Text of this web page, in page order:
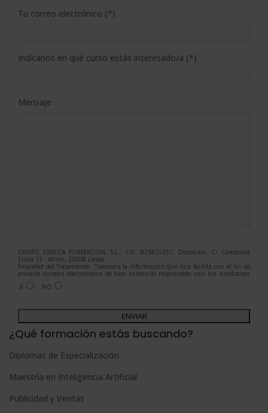
Tu correo electrónico (*)
Indícanos en qué curso estás interesado/a (*)
Mensaje
GRUPO ESNECA FORMACIÓN, S.L., CIF: B25825357, Domicilio: C/ Comtessa
Elvira 13 - Altillo, 25008 Lleida.
Finalidad del Tratamiento: Tratamos la información que nos facilita con el fin de
enviarle correos electrónicos de tipo comercial relacionado con los productos
ofrecidos y otros tipo de productos que fueran de su interés.
Legitimación del tratamiento: Consentimiento del interesado.
Para más información consulte nuestra Política de Privacidad.
Desea recibir información comercial (vía telefónica y/o email):
SÍ NO
A
l
e
r
n
¿Qué formación estás buscando?
Diplomas de Especialización
Maestría en Inteligencia Artificial
Publicidad y Ventas